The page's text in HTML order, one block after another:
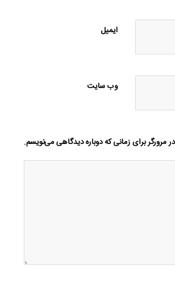
ایمیل
وب‌ سایت
مرورگر برای زمانی که دوباره دیدگاهی می‌نویسم.